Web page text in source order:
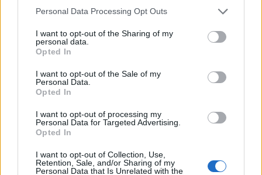
Personal Data Processing Opt Outs
I want to opt-out of the Sharing of my
personal data.
Opted In
I want to opt-out of the Sale of my
Personal Data.
Opted In
I want to opt-out of processing my
Personal Data for Targeted Advertising.
Opted In
I want to opt-out of Collection, Use,
Retention, Sale, and/or Sharing of my
Personal Data that Is Unrelated with the
Concernant l’usage chez les enfants, une attention
déconseillé pour les enfants de moins de 2 ans. Pour
les enfants plus âgés, une consultation préalable avec
évaluer l’adéquation et la sécurité du produit.
après l’application pour éviter un contact accidentel
avec les yeux ou d’autres zones sensibles. En cas de
contact accidentel, rincer abondamment à l’eau.